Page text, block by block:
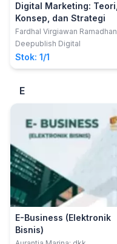
Digital Marketing: Teori,
Konsep, dan Strategi
Fardhal Virgiawan Ramadhan
Deepublish Digital
Stok: 1/1
E
E-Business (Elektronik
Bisnis)